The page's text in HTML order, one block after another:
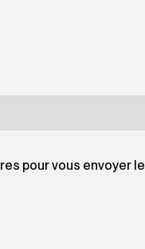
pour vous envoyer le